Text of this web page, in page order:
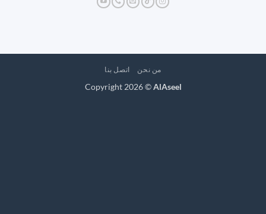
من نحن اتصل بنا
Copyright 2026 ©AlAseel